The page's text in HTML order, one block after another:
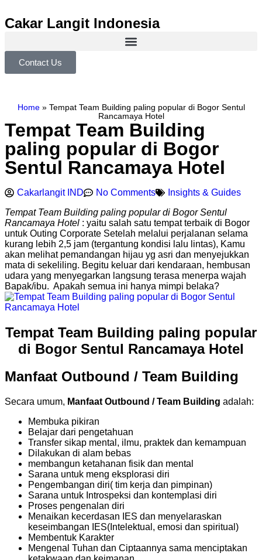
Cakar Langit Indonesia
Contact Us
Home» Tempat Team Building paling popular di Bogor Sentul
Rancamaya Hotel
Tempat Team Building
paling popular di Bogor
Sentul Rancamaya Hotel
Cakarlangit IND No Comments
Insights & Guides
Tempat Team Building paling popular di Bogor Sentul
Rancamaya Hotel : yaitu salah satu tempat terbaik di Bogor
untuk Outing Corporate Setelah melalui perjalanan selama
kurang lebih 2,5 jam (tergantung kondisi lalu lintas), Kamu
akan melihat pemandangan hijau yg asri dan menyejukkan
mata di sekeliling. Begitu keluar dari kendaraan, hembusan
udara yang menyegarkan langsung terasa menerpa wajah
Bapak/ibu. Apakah semua ini hanya mimpi belaka?
Tempat Team Building paling popular
di Bogor Sentul Rancamaya Hotel
Manfaat Outbound / Team Building
Secara umum, Manfaat Outbound / Team Building adalah:
Membuka pikiran
Belajar dari pengetahuan
Transfer sikap mental, ilmu, praktek dan kemampuan
Dilakukan di alam bebas
membangun ketahanan fisik dan mental
Sarana untuk meng eksplorasi diri
Pengembangan diri( tim kerja dan pimpinan)
Sarana untuk Introspeksi dan kontemplasi diri
Proses pengenalan diri
Menaikan kecerdasan IES dan menyelaraskan
keseimbangan IES(Intelektual, emosi dan spiritual)
Membentuk Karakter
Mengenal Tuhan dan Ciptaannya sama menciptakan